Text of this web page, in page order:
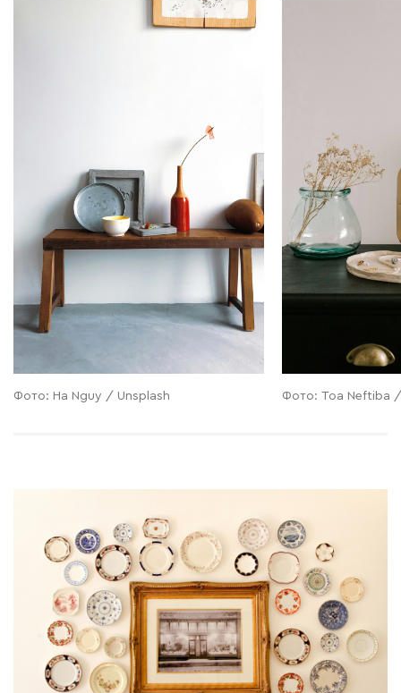
Фото: Ha Nguy / Unsplash Фото: Toa Neftiba